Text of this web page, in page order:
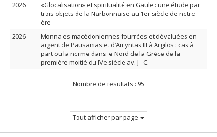
2026
«Glocalisation» et spiritualité en Gaule : une étude par
trois objets de la Narbonnaise au 1er siècle de notre
ère
2026
Monnaies macédoniennes fourrées et dévaluées en
argent de Pausanias et d’Amyntas III à Argilos : cas à
part ou la norme dans le Nord de la Grèce de la
première moitié du IVe siècle av. J. -C.
Nombre de résultats : 95
Tout afficher par page